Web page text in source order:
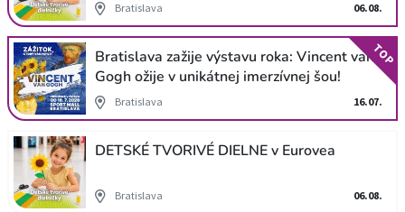
Bratislava 06.08.
Bratislava zažije výstavu roka: Vincent van
Gogh ožije v unikátnej imerzívnej šou!
Bratislava 16.07.
TOP
DETSKÉ TVORIVÉ DIELNE v Eurovea
Bratislava 06.08.